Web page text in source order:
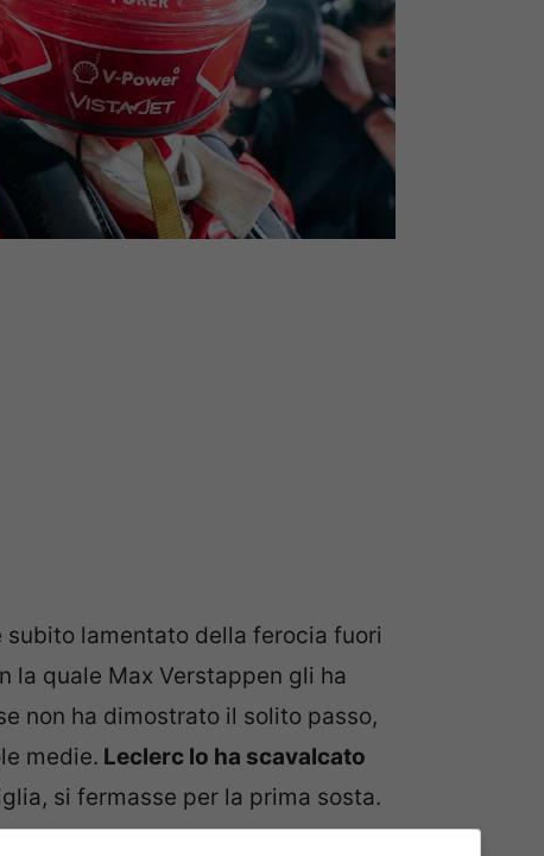
lamentato della ferocia fuori
la quale Max Verstappen gli ha
non ha dimostrato il solito passo,
medie. Leclerc lo ha scavalcato
si fermasse per la prima sosta.